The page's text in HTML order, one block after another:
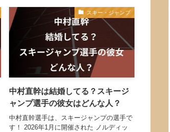
スキー・ジャンプ
中村直幹は結婚してる？スキージ
ャンプ選手の彼女はどんな人？
中村直幹選手は、スキージャンプの選手で
す！ 2026年1月に開催された ノルディッ